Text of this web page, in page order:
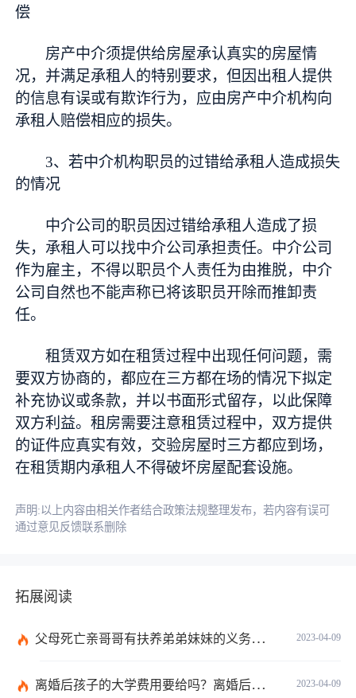
偿
房产中介须提供给房屋承认真实的房屋情
况，并满足承租人的特别要求，但因出租人提供
的信息有误或有欺诈行为，应由房产中介机构向
承租人赔偿相应的损失。
3、若中介机构职员的过错给承租人造成损失
的情况
中介公司的职员因过错给承租人造成了损
失，承租人可以找中介公司承担责任。中介公司
作为雇主，不得以职员个人责任为由推脱，中介
公司自然也不能声称已将该职员开除而推卸责
任。
租赁双方如在租赁过程中出现任何问题，需
要双方协商的，都应在三方都在场的情况下拟定
补充协议或条款，并以书面形式留存，以此保障
双方利益。租房需要注意租赁过程中，双方提供
的证件应真实有效，交验房屋时三方都应到场，
在租赁期内承租人不得破坏房屋配套设施。
声明:以上内容由相关作者结合政策法规整理发布，若内容有误可
通过意见反馈联系删除
拓展阅读
2023-04-09
父母死亡亲哥哥有扶养弟弟妹妹的义务吗？未成年监护人的确定请律师的流程有哪些？
2023-04-09
离婚后孩子的大学费用要给吗？离婚后孩子的医疗费需要承担吗？